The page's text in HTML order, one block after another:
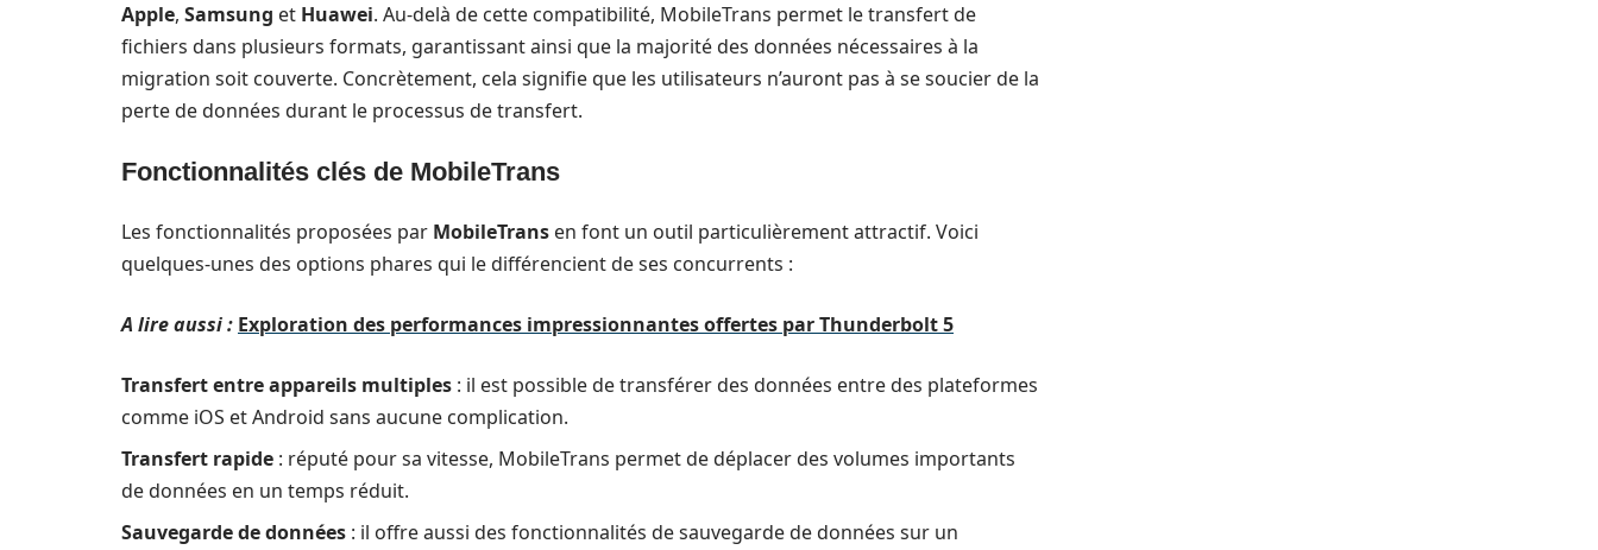
Apple, Samsung et Huawei. Au-delà de cette compatibilité, MobileTrans permet le transfert de
fichiers dans plusieurs formats, garantissant ainsi que la majorité des données nécessaires à la
migration soit couverte. Concrètement, cela signifie que les utilisateurs n’auront pas à se soucier de la
perte de données durant le processus de transfert.
Fonctionnalités clés de MobileTrans
Les fonctionnalités proposées par MobileTrans en font un outil particulièrement attractif. Voici
quelques-unes des options phares qui le différencient de ses concurrents :
A lire aussi : Exploration des performances impressionnantes offertes par Thunderbolt 5
Transfert entre appareils multiples : il est possible de transférer des données entre des plateformes
comme iOS et Android sans aucune complication.
Transfert rapide : réputé pour sa vitesse, MobileTrans permet de déplacer des volumes importants
de données en un temps réduit.
Sauvegarde de données : il offre aussi des fonctionnalités de sauvegarde de données sur un